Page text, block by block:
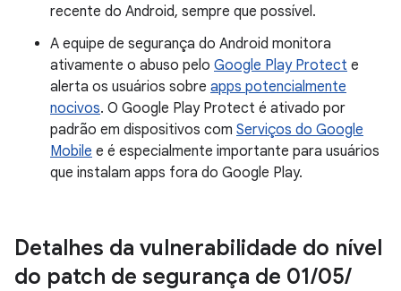
recente do Android, sempre que possível.
A equipe de segurança do Android monitora
ativamente o abuso pelo Google Play Protect e
alerta os usuários sobre apps potencialmente
nocivos. O Google Play Protect é ativado por
padrão em dispositivos com Serviços do Google
Mobile e é especialmente importante para usuários
que instalam apps fora do Google Play.
Detalhes da vulnerabilidade do nível
do patch de segurança de 01/05/